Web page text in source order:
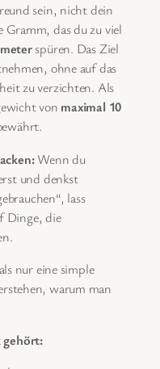
sein, nicht dein
Gramm, das du zu viel
spüren. Das Ziel
ohne auf das
zu verzichten. Als
von maximal 10
Wenn du
und denkst
lass
Dinge, die
nur eine simple
warum man
gehört: